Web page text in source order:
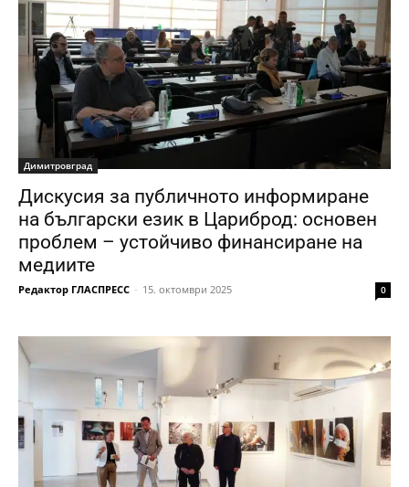
Димитровград
Дискусия за публичното информиране
на български език в Цариброд: основен
проблем – устойчиво финансиране на
медиите
Редактор ГЛАСПРЕСС - 15. октомври 2025 0